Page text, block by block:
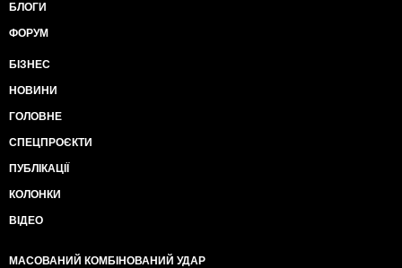
БЛОГИ
ФОРУМ
БІЗНЕС
НОВИНИ
ГОЛОВНЕ
СПЕЦПРОЄКТИ
ПУБЛІКАЦІЇ
КОЛОНКИ
ВІДЕО
МАСОВАНИЙ КОМБІНОВАНИЙ УДАР